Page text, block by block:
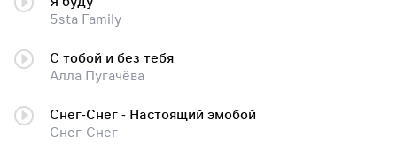
5sta Family
С тобой и без тебя
Алла Пугачёва
Снег-Снег - Настоящий эмобой
Снег-Снег